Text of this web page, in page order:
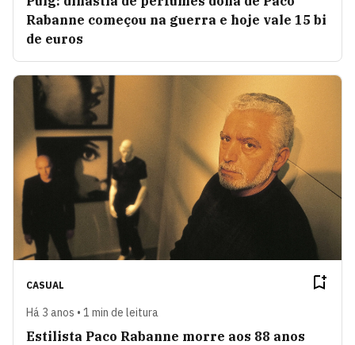
Rabanne começou na guerra e hoje vale 15 bi
de euros
CASUAL
Há 3 anos • 1 min de leitura
Estilista Paco Rabanne morre aos 88 anos